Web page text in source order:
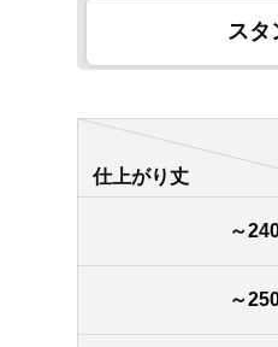
スタ
仕上がり丈
～
～